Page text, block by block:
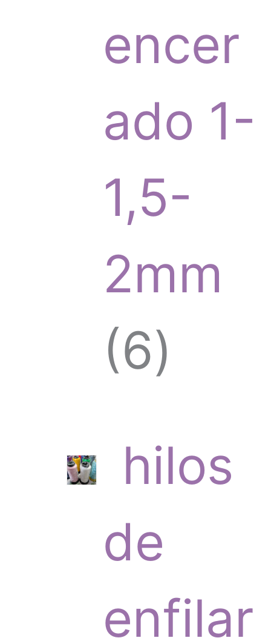
p
r
o
d
u
t
o
encer
ado 1-
1,5-
2mm
66
r
o
hilos
de
enfilar